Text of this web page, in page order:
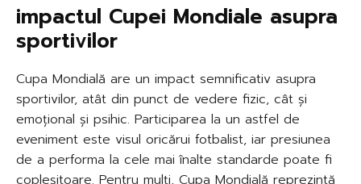
impactul Cupei Mondiale asupra
sportivilor
Cupa Mondială are un impact semnificativ asupra
sportivilor, atât din punct de vedere fizic, cât și
emoțional și psihic. Participarea la un astfel de
eveniment este visul oricărui fotbalist, iar presiunea
de a performa la cele mai înalte standarde poate fi
copleșitoare. Pentru mulți, Cupa Mondială reprezintă